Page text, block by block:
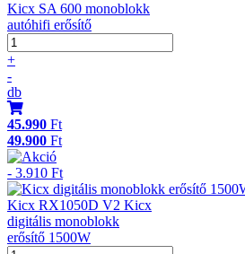
Kicx SA 600 monoblokk
autóhifi erősítő
+
-
db
45.990 Ft
49.900 Ft
- 3.910 Ft
Kicx RX1050D V2 Kicx
digitális monoblokk
erősítő 1500W